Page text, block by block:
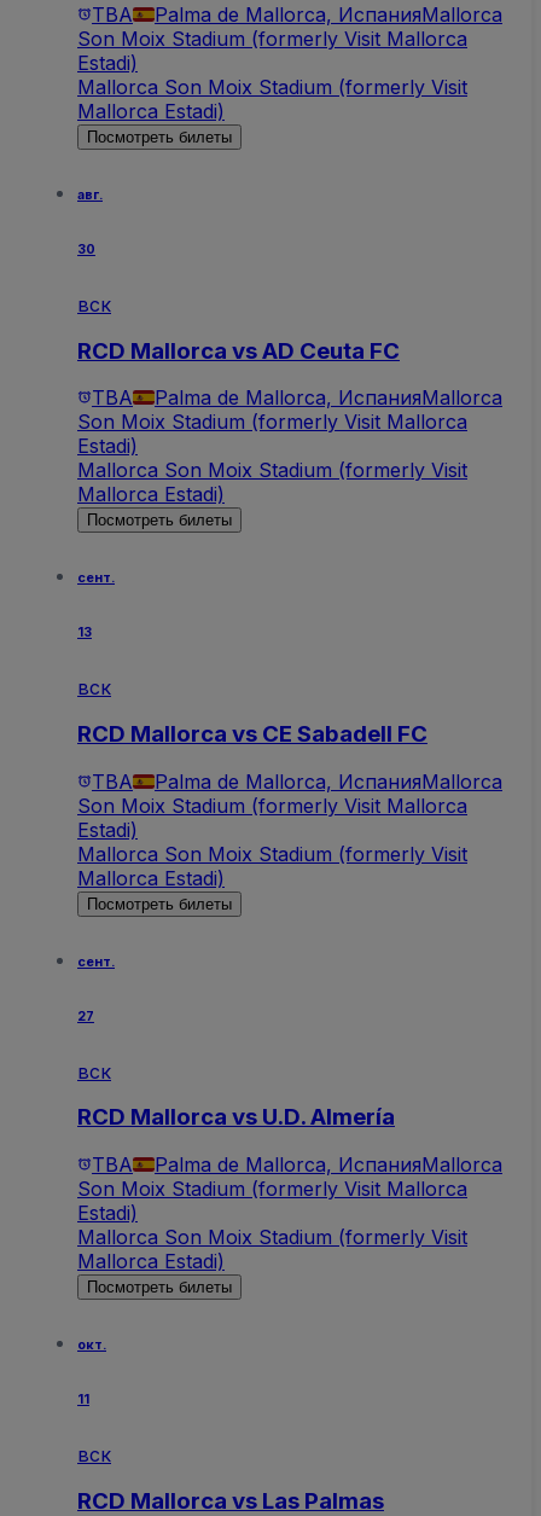
TBA Palma de Mallorca, ИспанияMallorca
Son Moix Stadium (formerly Visit Mallorca
Estadi)
Mallorca Son Moix Stadium (formerly Visit
Mallorca Estadi)
Посмотреть билеты
авг.
30
вск
RCD Mallorca vs AD Ceuta FC
TBA Palma de Mallorca, ИспанияMallorca
Son Moix Stadium (formerly Visit Mallorca
Estadi)
Mallorca Son Moix Stadium (formerly Visit
Mallorca Estadi)
Посмотреть билеты
сент.
13
вск
RCD Mallorca vs CE Sabadell FC
TBA Palma de Mallorca, ИспанияMallorca
Son Moix Stadium (formerly Visit Mallorca
Estadi)
Mallorca Son Moix Stadium (formerly Visit
Mallorca Estadi)
Посмотреть билеты
сент.
27
вск
RCD Mallorca vs U.D. Almería
TBA Palma de Mallorca, ИспанияMallorca
Son Moix Stadium (formerly Visit Mallorca
Estadi)
Mallorca Son Moix Stadium (formerly Visit
Mallorca Estadi)
Посмотреть билеты
окт.
11
вск
RCD Mallorca vs Las Palmas